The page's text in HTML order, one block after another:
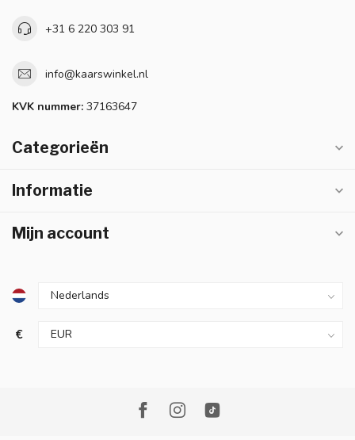
+31 6 220 303 91
info@kaarswinkel.nl
KVK nummer: 37163647
Categorieën
Informatie
Mijn account
€